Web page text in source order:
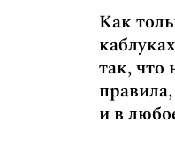
Как
так,
и в